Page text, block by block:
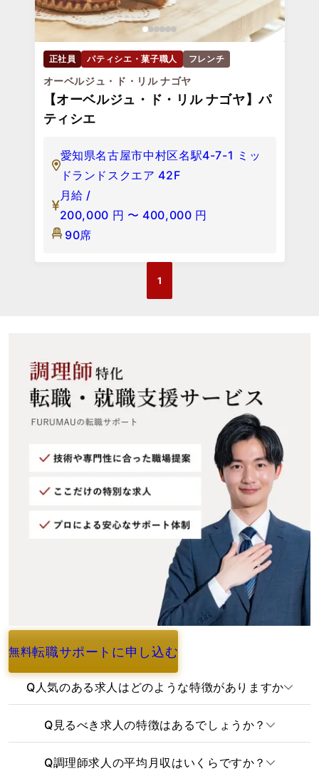
正社員 パティシエ・菓子職人 フレンチ
オーベルジュ・ド・リル ナゴヤ
【オーベルジュ・ド・リル ナゴヤ】パ
ティシエ
愛知県名古屋市中村区名駅4-7-1 ミッ
ドランドスクエア 42F
月給 /
200,000 円 〜 400,000 円
90席
1
無料転職サポートに申し込む
よくあるご質問
Q人気のある求人はどのような特徴がありますか
Q 見るべき求人の特徴はあるでしょうか？
Q調理師求人の平均月収はいくらですか？